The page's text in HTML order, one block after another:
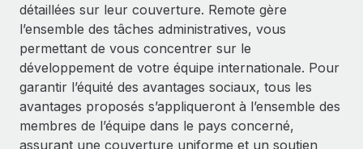
Remote Watchtower
Gardez un temps d’avance sur les risques en
matière de conformité
Gestion des appareils
Achetez et suivez vos équipements informatiques
dans le monde entier
Comment Weaviate, l'as de l'IA, a développé
ses effectifs de 120 % avec Remote
Weaviate en bref Weaviate crée des infrastructures open
source et AI-first. Sa mission est...
En savoir plus
BLOG
Paie multipays
EOR et PEO
Gestion des freelances
détaillées sur leur couverture. Remote gère
l’ensemble des tâches administratives, vous
permettant de vous concentrer sur le
développement de votre équipe internationale. Pour
garantir l’équité des avantages sociaux, tous les
avantages proposés s’appliqueront à l’ensemble des
membres de l’équipe dans le pays concerné,
assurant une couverture uniforme et un soutien